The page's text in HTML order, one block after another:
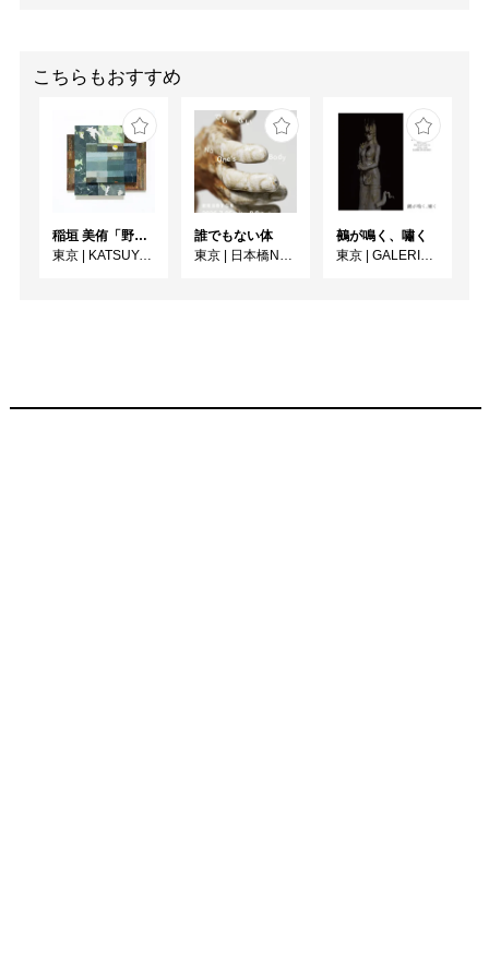
こちらもおすすめ
稲垣 美侑「野辺」
東京
KATSUYA SUSUKI GALLERY
誰でもない体
東京
日本橋N11ギャラリー
鵺が鳴く、嘯く
東京
GALERIE SOL